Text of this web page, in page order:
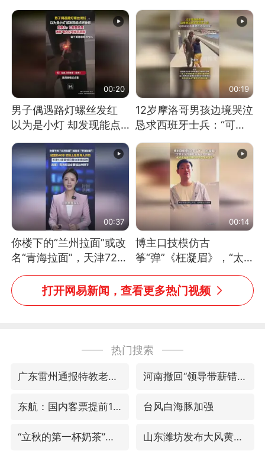
震惊 （视频来源：参考
消息）
开门：午休到几点
00:20
男子偶遇路灯螺丝发红
以为是小灯 却发现能点
燃香烟 当事人：已报警
处理
00:19
12岁摩洛哥男孩边境哭泣
恳求西班牙士兵：“可不
可以不要把我遣返回国”
00:37
你楼下的“兰州拉面”或改
名“青海拉面”，天津72家
面馆已集体更换招牌
00:14
博主口技模仿古
筝“弹”《枉凝眉》，“太
像了～你是吃古筝长大的
吗？”“或将成为首位考级
不带古筝的选手。”（来
打开网易新闻，查看更多热门视频
热门搜索
广东雷州通报特教老师招聘违规事件 河南撤回“领导带薪错峰休假”通知
东航：国内客票提前14天免费退改 台风白海豚加强
“立秋的第一杯奶茶”又爆单了 山东潍坊发布大风黄色预警